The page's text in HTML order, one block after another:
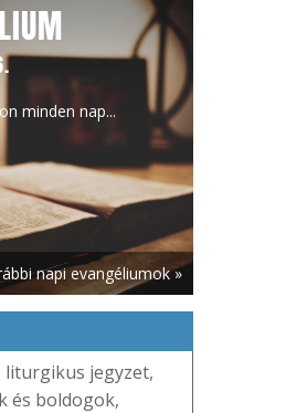
minden nap...
napi evangéliumok »
liturgikus jegyzet,
és boldogok,